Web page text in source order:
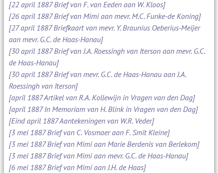
[22 april 1887 Brief van F. van Eeden aan W. Kloos]
[26 april 1887 Brief van Mimi aan mevr. M.C. Funke-de Koning]
[27 april 1887 Briefkaart van mevr. Y. Braunius Oeberius-Meijer
aan mevr. G.C. de Haas-Hanau]
[30 april 1887 Brief van J.A. Roessingh van Iterson aan mevr. G.C.
de Haas-Hanau]
[30 april 1887 Brief van mevr. G.C. de Haas-Hanau aan J.A.
Roessingh van Iterson]
[april 1887 Artikel van R.A. Kollewijn in Vragen van den Dag]
[april 1887 In Memoriam van H. Blink in Vragen van den Dag]
[Eind april 1887 Aantekeningen van W.R. Veder]
[3 mei 1887 Brief van C. Vosmaer aan F. Smit Kleine]
[3 mei 1887 Brief van Mimi aan Marie Berdenis van Berlekom]
[3 mei 1887 Brief van Mimi aan mevr. G.C. de Haas-Hanau]
[6 mei 1887 Brief van Mimi aan J.H. de Haas]